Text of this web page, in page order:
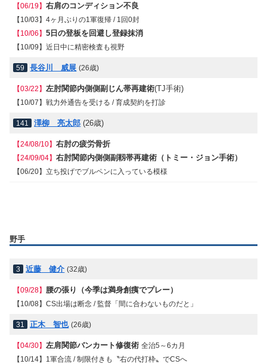
【06/19】右肩のコンディション不良
【10/03】4ヶ月ぶりの1軍復帰 / 1回0封
【10/06】5日の登板を回避し登録抹消
【10/09】近日中に精密検査も視野
59 長谷川 威展 (26歳)
【03/22】左肘関節内側側副じん帯再建術(TJ手術)
【10/07】戦力外通告を受ける / 育成契約を打診
141 澤柳 亮太郎 (26歳)
【24/08/10】右肘の疲労骨折
【24/09/04】右肘関節内側側副靱帯再建術（トミー・ジョン手術）
【06/20】立ち投げでブルペンに入っている模様
野手
3 近藤 健介 (32歳)
【09/28】 腰の張り（今季は満身創痍でプレー）
【10/08】CS出場は断念 / 監督「間に合わないものだと」
31 正木 智也 (26歳)
【04/30】左肩関節バンカート修復術 全治5～6カ月
【10/14】1軍合流 / 制限付きも〝右の代打枠〟でCSへ